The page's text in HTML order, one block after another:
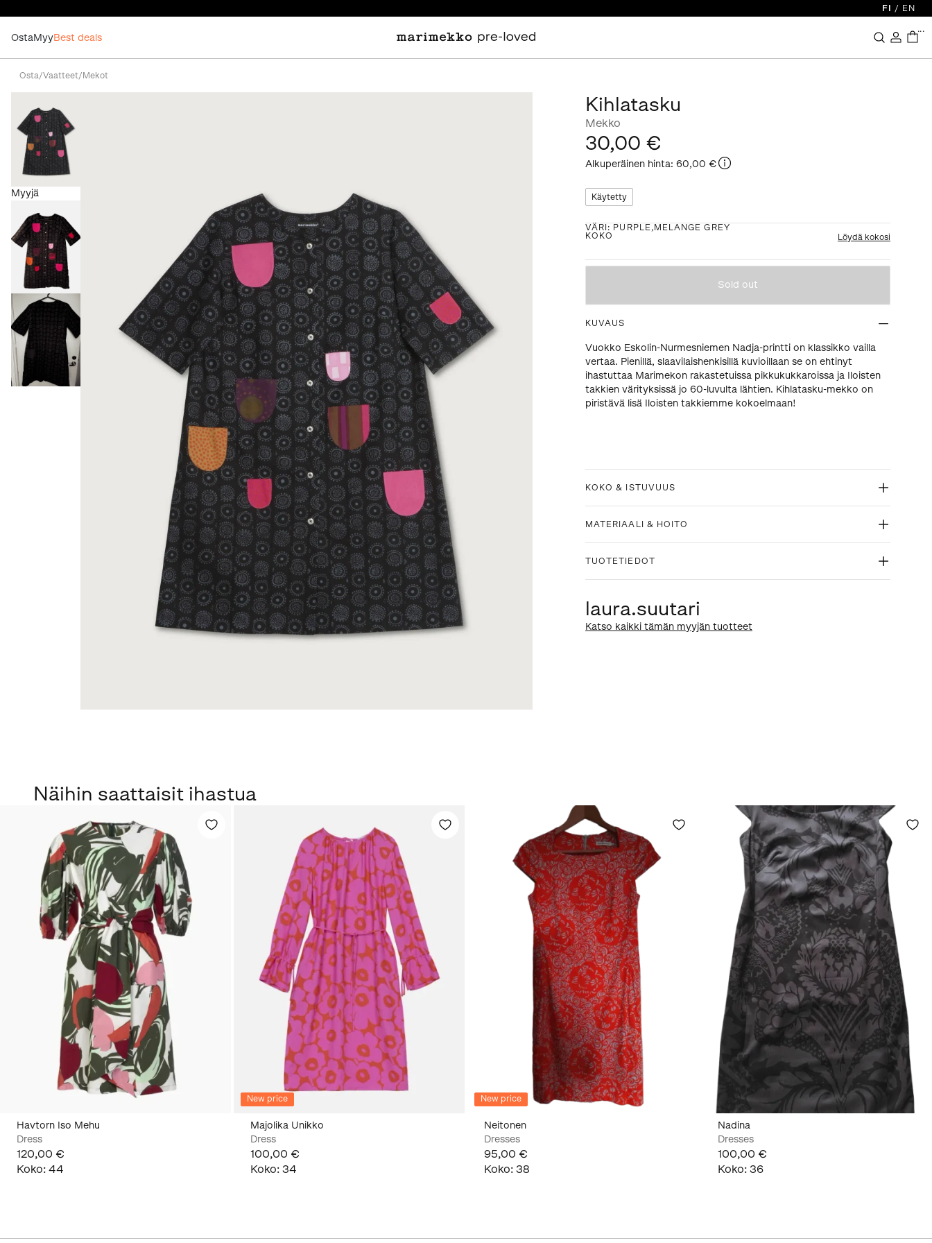
FI / EN
OstaMyyBest deals
...
Osta/Vaatteet/ Mekot
Myyjä
Kihlatasku
Mekko
30,00 €
Alkuperäinen hinta: 60,00 €
Käytetty
VÄRI : PURPLE,MELANGE GREY
KOKO
Löydä kokosi
Sold out
KUVAUS
Vuokko Eskolin-Nurmesniemen Nadja-printti on klassikko vailla
vertaa. Pienillä, slaavilaishenkisillä kuvioillaan se on ehtinyt
ihastuttaa Marimekon rakastetuissa pikkukukkaroissa ja Iloisten
takkien värityksissä jo 60-luvulta lähtien. Kihlatasku-mekko on
piristävä lisä Iloisten takkiemme kokoelmaan!
KOKO & ISTUVUUS
MATERIAALI & HOITO
TUOTETIEDOT
laura.suutari
Katso kaikki tämän myyjän tuotteet
Näihin saattaisit ihastua
Havtorn Iso Mehu
Dress
120,00 €
Koko: 44
New price
Majolika Unikko
Dress
100,00 €
Koko: 34
New price
Neitonen
Dresses
95,00 €
Koko: 38
Nadina
Dresses
100,00 €
Koko: 36